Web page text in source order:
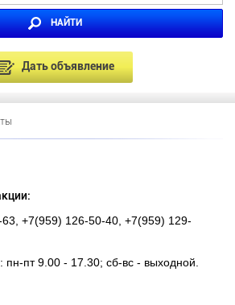
НАЙТИ
Дать объявление
+7(959) 126-50-40, +7(959) 129-
пн-пт 9.00 - 17.30; сб-вс - выходной.